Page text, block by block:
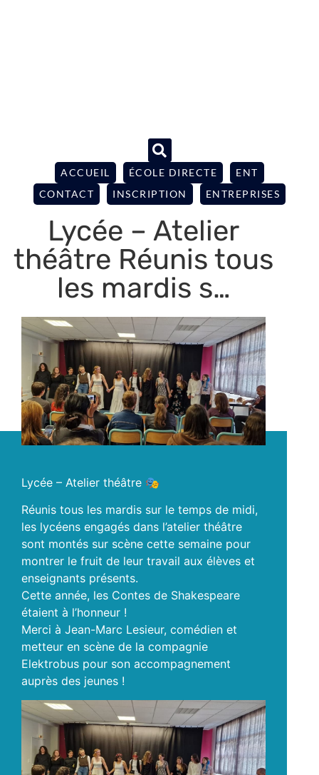
ACCUEIL ÉCOLE DIRECTE
ENT
CONTACT
INSCRIPTION ENTREPRISES
Lycée – Atelier
théâtre Réunis tous
les mardis s…
Lycée – Atelier théâtre 🎭
Réunis tous les mardis sur le temps de midi,
les lycéens engagés dans l’atelier théâtre
sont montés sur scène cette semaine pour
montrer le fruit de leur travail aux élèves et
enseignants présents.
Cette année, les Contes de Shakespeare
étaient à l’honneur !
Merci à Jean-Marc Lesieur, comédien et
metteur en scène de la compagnie
Elektrobus pour son accompagnement
auprès des jeunes !